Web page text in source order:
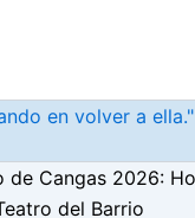
en volver a
de Cangas 2026: